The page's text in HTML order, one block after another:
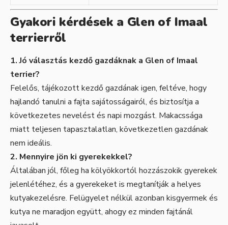
Gyakori kérdések a Glen of Imaal
terrierről
1. Jó választás kezdő gazdáknak a Glen of Imaal
terrier?
Felelős, tájékozott kezdő gazdának igen, feltéve, hogy
hajlandó tanulni a fajta sajátosságairól, és biztosítja a
következetes nevelést és napi mozgást. Makacssága
miatt teljesen tapasztalatlan, következetlen gazdának
nem ideális.
2. Mennyire jön ki gyerekekkel?
Általában jól, főleg ha kölyökkortól hozzászokik gyerekek
jelenlétéhez, és a gyerekeket is megtanítják a helyes
kutyakezelésre. Felügyelet nélkül azonban kisgyermek és
kutya ne maradjon együtt, ahogy ez minden fajtánál